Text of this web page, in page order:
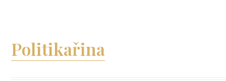
Politikařina